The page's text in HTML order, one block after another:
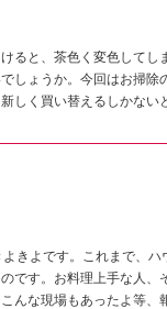
ると、茶色く変色して
しょうか。今回はお掃
しく買い替えるしかない
きよです。これまで、
です。お料理上手な人
んな現場もあったよ等